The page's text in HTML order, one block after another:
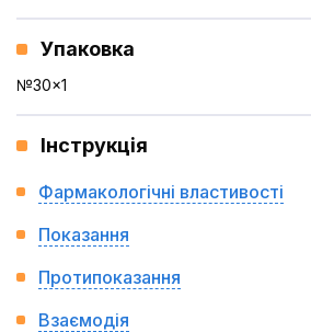
Упаковка
№30x1
Інструкція
Фармакологічні властивості
Показання
Протипоказання
Взаємодія